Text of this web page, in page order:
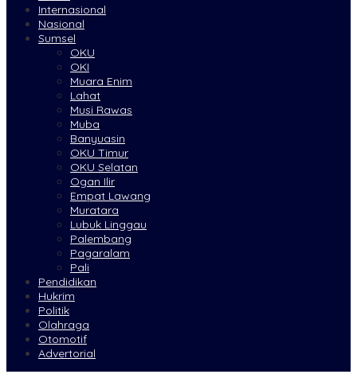
Internasional
Nasional
Sumsel
OKU
OKI
Muara Enim
Lahat
Musi Rawas
Muba
Banyuasin
OKU Timur
OKU Selatan
Ogan Ilir
Empat Lawang
Muratara
Lubuk Linggau
Palembang
Pagaralam
Pali
Pendidikan
Hukrim
Politik
Olahraga
Otomotif
Advertorial